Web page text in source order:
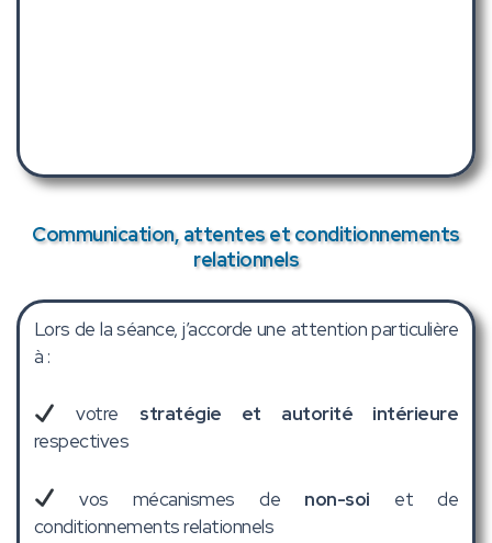
Communication, attentes et conditionnements
relationnels
Lors de la séance, j’accorde une attention particulière
à :
votre stratégie et autorité intérieure
respectives
vos mécanismes de non-soi et de
conditionnements relationnels